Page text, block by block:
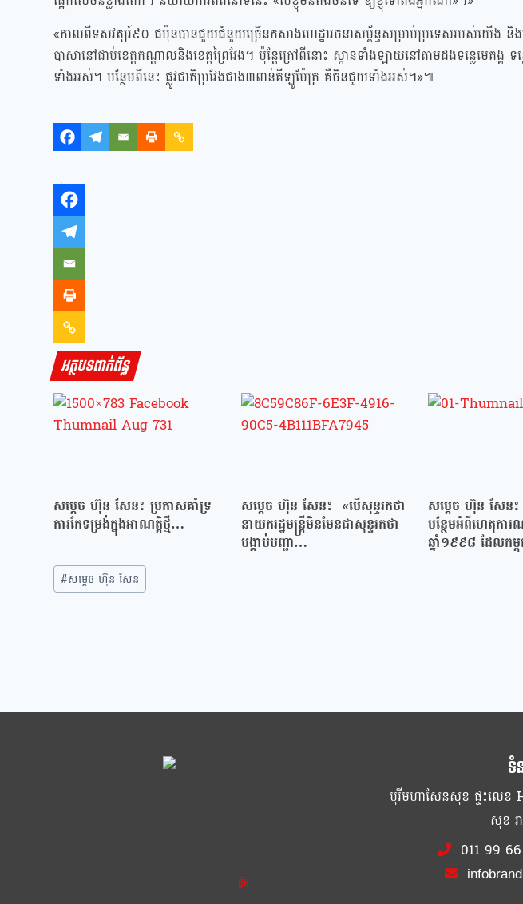
«កាលពីទសវត្សរ៍៩០ ជប៉ុនបានជួយជំនួយច្រើនកសាងហេដ្ឋារចនាសម្ព័ន្ធសម្រាប់ប្រទេសរបស់យើង
បាសានៅជាប់ខេត្តកណ្ដាលនិងខេត្តព្រៃវែង។ ប៉ុន្តែក្រៅពីនោះ​ ស្ពានទាំងឡាយនៅតាមដងទន្លេមេគង្
ទាំងអស់។ បន្ថែមពីនេះ ផ្លូវជាតិប្រវែងជាង៣ពាន់គីឡូម៉ែត្រ គឺចិនជួយទាំងអស់។»៕
អត្ថបទពាក់ព័ន្ធ
សម្ដេច ហ៊ុន សែន៖ ប្រកាសគាំទ្រ
ការកែទម្រង់ក្នុងអាណត្តិថ្មី…
សម្ដេច ហ៊ុន សែន៖ «បើសុន្ទរកថា
នាយករដ្ឋមន្ត្រីមិនមែនជាសុន្ទរកថា
បង្គាប់បញ្ជា…
សម្ដេច ហ៊ុន សែន៖
បន្ថែមអំពីហេតុកា
ឆ្នាំ១៩៩៨ ដែលកម្
#សម្ដេច ហ៊ុន សែន
ខ្លឹម ខ្លី រហ័ស
ទំ
បុរីមហាសែនសុខ ផ្ទះលេខ
សុខ រ
011 99